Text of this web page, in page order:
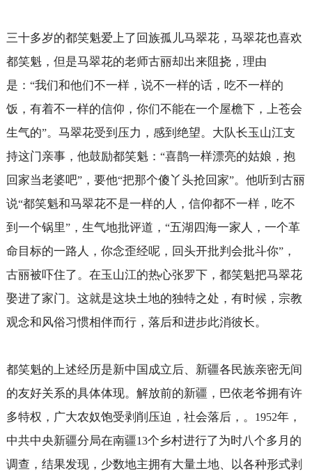
三十多岁的都笑魁爱上了回族孤儿马翠花，马翠花也喜欢
都笑魁，但是马翠花的老师古丽却出来阻挠，理由
是： “我们和他们不一样，说不一样的话，吃不一样的
饭，有着不一样的信仰，你们不能在一个屋檐下，上苍会
生气的”。马翠花受到压力，感到绝望。大队长玉山江支
持这门亲事，他鼓励都笑魁： “喜鹊一样漂亮的姑娘，抱
回家当老婆吧”，要他“把那个傻丫头抢回家”。他听到古丽
说“都笑魁和马翠花不是一样的人，信仰都不一样，吃不
到一个锅里”，生气地批评道， “五湖四海一家人，一个革
命目标的一路人，你念歪经呢，回头开批判会批斗你”，
古丽被吓住了。在玉山江的热心张罗下，都笑魁把马翠花
娶进了家门。这就是这块土地的独特之处，有时候，宗教
观念和风俗习惯相伴而行，落后和进步此消彼长。
都笑魁的上述经历是新中国成立后、新疆各民族亲密无间
的友好关系的具体体现。解放前的新疆，巴依老爷拥有许
多特权，广大农奴饱受剥削压迫，社会落后，。
1952年，
中共中央新疆分局在南疆13个乡村进行了为时八个多月的
调查，结果发现，少数地主拥有大量土地、以各种形式剥